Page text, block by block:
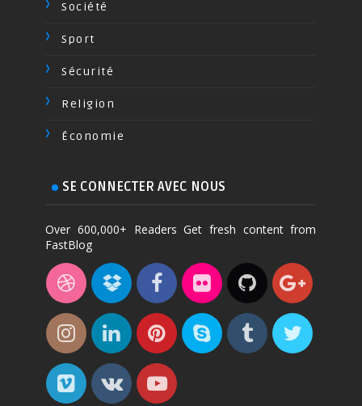
Société
Sport
Sécurité
Religion
Économie
SE CONNECTER AVEC NOUS
Over 600,000+ Readers Get fresh content from
FastBlog